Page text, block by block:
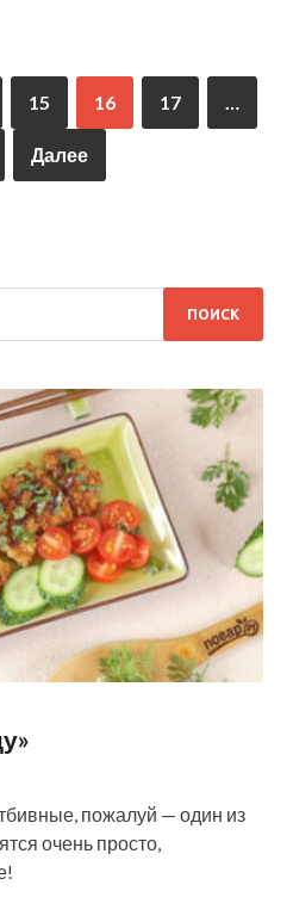
15 16 17 …
Далее
пожалуй — один из
очень просто,